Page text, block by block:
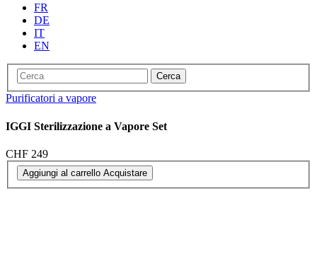
FR
DE
IT
EN
Cerca
Purificatori a vapore
IGGI Sterilizzazione a Vapore Set
CHF 249
Aggiungi al carrello Acquistare